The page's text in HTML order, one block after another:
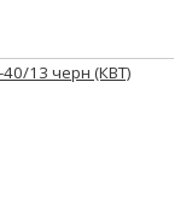
13 черн (КВТ)